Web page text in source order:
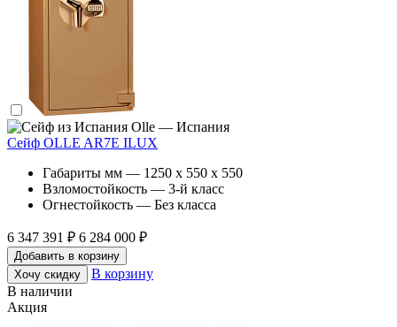
Olle — Испания
Сейф OLLE AR7E ILUX
Габариты мм — 1250 x 550 x 550
Взломостойкость — 3-й класс
Огнестойкость — Без класса
6 347 391 ₽ 6 284 000 ₽
Добавить в корзину
Хочу скидку
В корзину
В наличии
Акция